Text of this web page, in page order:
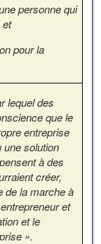
personne qui
et
pour la
lequel des
que le
entreprise
une solution
à des
créer,
de la marche à
et
et le
».